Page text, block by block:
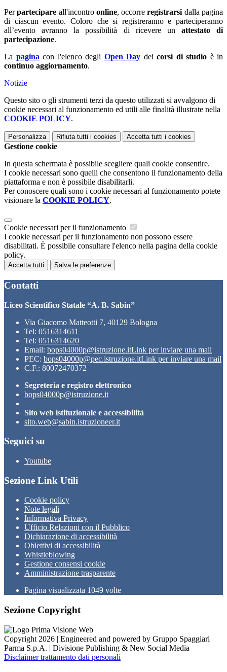
Perpartecipare all'incontro online, occorreregistrarsi dalla pagina
di ciascun evento. Coloro che si registreranno e parteciperanno
all’evento avranno la possibilità di ricevere un attestato di
partecipazione.
La pagina con l'elenco degli Open Day dei corsi di studio è in
continuo aggiornamento.
Notizie
Questo sito o gli strumenti terzi da questo utilizzati si avvalgono di
cookie necessari al funzionamento ed utili alle finalità illustrate nella
COOKIE POLICY.
Personalizza Rifiuta tutti i cookies Accetta tutti i cookies
Gestione cookie
In questa schermata è possibile scegliere quali cookie consentire.
I cookie necessari sono quelli che consentono il funzionamento della
piattaforma e non è possibile disabilitarli.
Per conoscere quali sono i cookie necessari al funzionamento potete
visionare la COOKIE POLICY.
Cookie necessari per il funzionamento
I cookie necessari per il funzionamento non possono essere
disabilitati. È possibile consultare l'elenco nella pagina della cookie
policy.
Accetta tutti Salva le preferenze
Contatti
Liceo Scientifico Statale “A. B. Sabin”
Via Giacomo Matteotti 7, 40129 Bologna
Tel: 0516314611
Tel: 0516314620
Email: bops04000p@istruzione.itLink per inviare una mail
PEC: bops04000p@pec.istruzione.itLink per inviare una mail
C.F.: 80072470372
Segreteria e registro elettronico
bops04000p@istruzione.it
Sito web istituzionale e accessibilità
sito.web@sabin.istruzioneer.it
Seguici su
Youtube
Sezione Link Utili
Cookie policy
Note legali
Informativa Privacy
Ufficio Relazioni con il Pubblico
Dichiarazione di accessibilità
Obiettivi di accessibilità
Whistleblowing
Gestione consensi cookie
Amministrazione trasparente
Pagina visualizzata 1049 volte
Sezione Copyright
Copyright 2026 | Engineered and powered by Gruppo Spaggiari
Parma S.p.A. | Divisione Publishing & New Social Media
Disclaimer trattamento dati personali